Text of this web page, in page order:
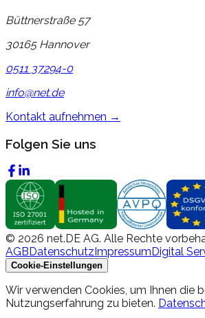
Büttnerstraße 57
30165 Hannover
0511 37294-0
info@net.de
Kontakt aufnehmen →
Folgen Sie uns
© 2026 net.DE AG. Alle Rechte
AGBDatenschutzImpressumDigital
Cookie-Einstellungen
Wir verwenden Cookies, um Ihnen die
Nutzungserfahrung zu bieten.